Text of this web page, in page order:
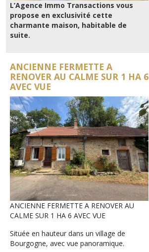
L’Agence Immo Transactions vous
propose en exclusivité cette
charmante maison, habitable de
suite.
ANCIENNE FERMETTE A
RENOVER AU CALME SUR 1 HA 6
AVEC VUE
ANCIENNE FERMETTE A RENOVER AU
CALME SUR 1 HA 6 AVEC VUE
Située en hauteur dans un village de
Bourgogne, avec vue panoramique.